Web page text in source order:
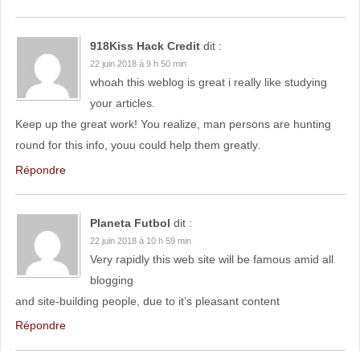
918Kiss Hack Credit dit :
22 juin 2018 à 9 h 50 min
whoah this weblog is great i really like studying
your articles.
Keep up the great work! You realize, man persons are hunting
round for this info, youu could help them greatly.
Répondre
Planeta Futbol dit :
22 juin 2018 à 10 h 59 min
Very rapidly this web site will be famous amid all
blogging
and site-building people, due to it’s pleasant content
Répondre